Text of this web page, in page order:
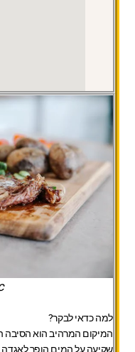
למה כדאי לבקר?
המיקום המרהיב הוא
שקיעה על המים הופך לאגדה